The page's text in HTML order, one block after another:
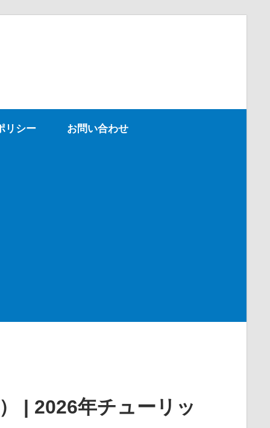
リシー お問い合わせ
| 2026年チューリッ